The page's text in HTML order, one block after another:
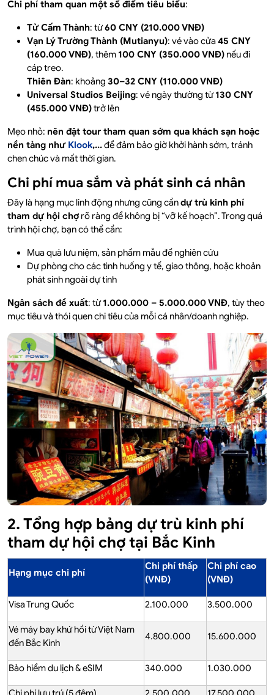
Chi phí tham quan một số điểm tiêu biểu:
Tử Cấm Thành: từ60 CNY (210.000 VNĐ)
Vạn Lý Trường Thành (Mutianyu): vé vào cửa45 CNY
(160.000 VNĐ), thêm 100 CNY (350.000 VNĐ) nếu đi
cáp treo.
Thiên Đàn: khoảng 30–32 CNY (110.000 VNĐ)
Universal Studios Beijing: vé ngày thường từ130 CNY
(455.000 VNĐ)trở lên
Mẹo nhỏ: nên đặt tour tham quan sớm qua khách sạn hoặc
nền tảng như Klook,...để đảm bảo giờ khởi hành sớm, tránh
chen chúc và mất thời gian.
Chi phí mua sắm và phát sinh cá nhân
Đây là hạng mục linh động nhưng cũng cầndự trù kinh phí
tham dự hội chợ rõ ràng để không bị “vỡ kế hoạch”. Trong quá
trình hội chợ, bạn có thể cần:
Mua quà lưu niệm, sản phẩm mẫu để nghiên cứu
Dự phòng cho các tình huống y tế, giao thông, hoặc khoản
phát sinh ngoài dự tính
Ngân sách đề xuất: từ1.000.000 – 5.000.000 VNĐ, tùy theo
mục tiêu và thói quen chi tiêu của mỗi cá nhân/doanh nghiệp.
2. Tổng hợp bảng dự trù kinh phí
tham dự hội chợ tại Bắc Kinh
Hạng mục chi phí
Chi phí thấp
(VNĐ)
Chi phí cao
(VNĐ)
Visa Trung Quốc 2.100.000 3.500.000
Vé máy bay khứ hồi từ Việt Nam
đến Bắc Kinh
4.800.000 15.600.000
Bảo hiểm du lịch & eSIM 340.000 1.030.000